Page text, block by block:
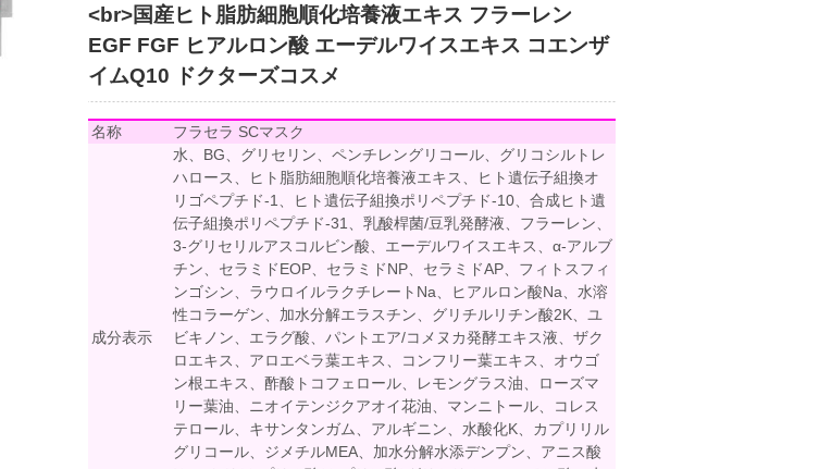
<br>国産ヒト脂肪細胞順化培養液エキス フラーレン
EGF FGF ヒアルロン酸 エーデルワイスエキス コエンザ
イムQ10 ドクターズコスメ
名称 フラセラ SCマスク
成分表示
水、BG、グリセリン、ペンチレングリコール、グリコシルトレ
ハロース、ヒト脂肪細胞順化培養液エキス、ヒト遺伝子組換オ
リゴペプチド-1、ヒト遺伝子組換ポリペプチド-10、合成ヒト遺
伝子組換ポリペプチド-31、乳酸桿菌/豆乳発酵液、フラーレン、
3-グリセリルアスコルビン酸、エーデルワイスエキス、α-アルブ
チン、セラミドEOP、セラミドNP、セラミドAP、フィトスフィ
ンゴシン、ラウロイルラクチレートNa、ヒアルロン酸Na、水溶
性コラーゲン、加水分解エラスチン、グリチルリチン酸2K、ユ
ビキノン、エラグ酸、パントエア/コメヌカ発酵エキス液、ザク
ロエキス、アロエベラ葉エキス、コンフリー葉エキス、オウゴ
ン根エキス、酢酸トコフェロール、レモングラス油、ローズマ
リー葉油、ニオイテンジクアオイ花油、マンニトール、コレス
テロール、キサンタンガム、アルギニン、水酸化K、カプリリル
グリコール、ジメチルMEA、加水分解水添デンプン、アニス酸